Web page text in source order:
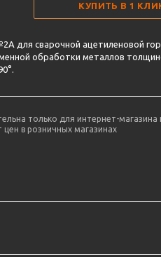
КУПИТЬ В 1
для сварочной ацетиленовой
обработки металлов
только для интернет-
цен в розничных магазинах